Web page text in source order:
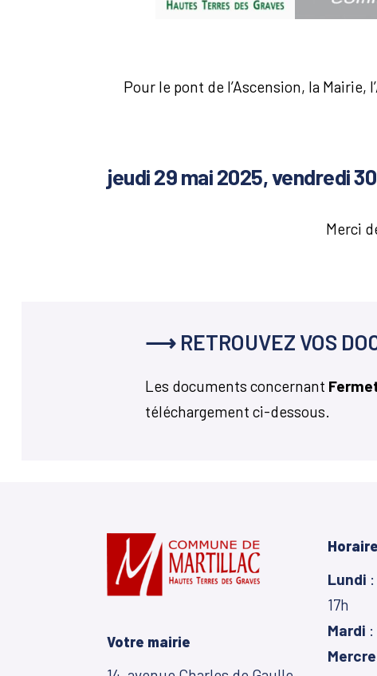
Pour le pont de l’Ascension, la
jeudi 29 mai 2025, vendredi
Merci
⟶ RETROUVEZ VOS
Les documents concernant
téléchargement ci-dessous.
Votre mairie
Lundi
17h
Mardi :